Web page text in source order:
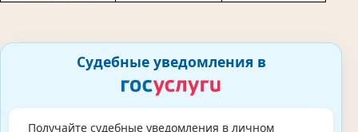
Судебные уведомления в
Получайте судебные уведомления в личном